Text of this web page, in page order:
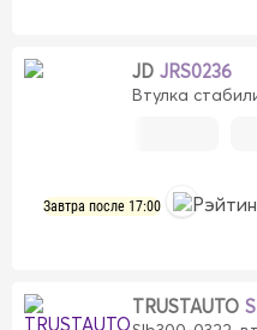
JD JRS0236
Втулка
Завтра после 17:00
TRUSTAUTO